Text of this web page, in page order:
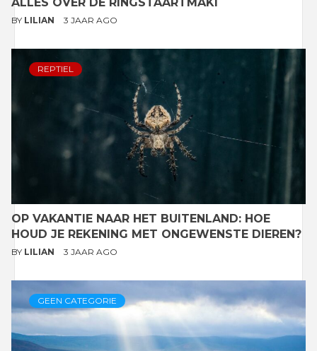
BY LILIAN 3 JAAR AGO
REPTIEL
OP VAKANTIE NAAR HET BUITENLAND: HOE
HOUD JE REKENING MET ONGEWENSTE DIEREN?
BY LILIAN 3 JAAR AGO
GEEN CATEGORIE